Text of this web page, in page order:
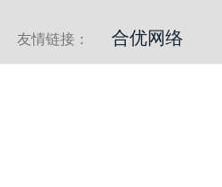
友情链接： 合优网络